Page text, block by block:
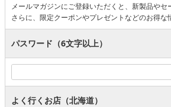
メールマガジンにご登録いただくと、新製品やセ
さらに、限定クーポンやプレゼントなどのお得な
パスワード（6文字以上）
よく行くお店（北海道）